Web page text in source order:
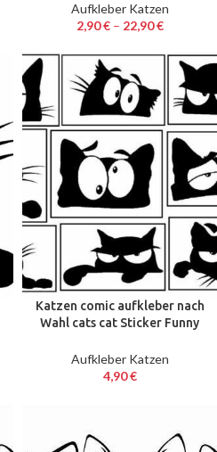
Aufkleber Katzen
2,90€– 22,90€
Katzen comic aufkleber nach
Wahl cats cat Sticker Funny
Aufkleber Katzen
4,90€